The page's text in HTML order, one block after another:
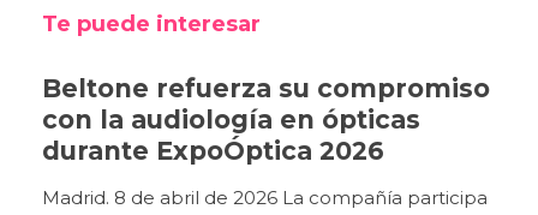
Te puede interesar
Beltone refuerza su compromiso
con la audiología en ópticas
durante ExpoÓptica 2026
Madrid. 8 de abril de 2026 La compañía participa